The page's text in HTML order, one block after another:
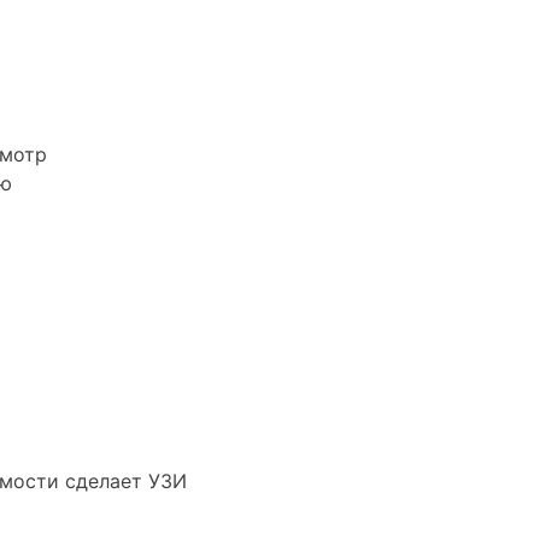
сделает УЗИ